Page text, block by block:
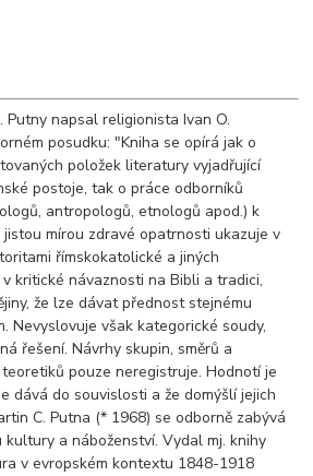
Putny napsal religionista Ivan O.
posudku: "Kniha se opírá jak o
položek literatury vyjadřující
postoje, tak o práce odborníků
antropologů, etnologů apod.) k
mírou zdravé opatrnosti ukazuje v
římskokatolické a jiných
kritické návaznosti na Bibli a tradici,
že lze dávat přednost stejnému
Nevyslovuje však kategorické soudy,
řešení. Návrhy skupin, směrů a
pouze neregistruje. Hodnotí je
dává do souvislosti a že domýšlí jejich
C. Putna (* 1968) se odborně zabývá
a náboženství. Vydal mj. knihy
v evropském kontextu 1848-1918